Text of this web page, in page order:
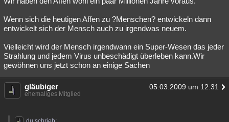
Wenn sich die heutigen Affen zu ?Menschen? entwickeln dann
entwickelt sich der Mensch auch zu irgendwas neuem.
Vielleicht wird der Mensch irgendwann ein Super-Wesen das jeder
Strahlung und jedem Virus unbeschädigt überleben kann.Wir
gewöhnen uns jetzt schon an einige Sachen
gläubiger 05.03.2009 um 12:31
ehemaliges Mitglied